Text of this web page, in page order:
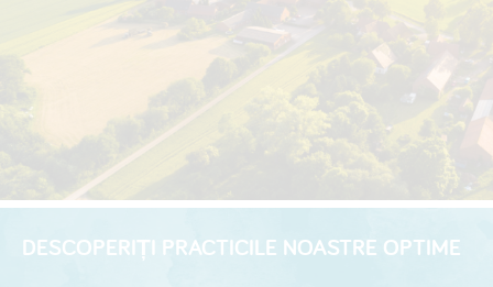
DESCOPERIȚI PRACTICILE NOASTRE OPTIME